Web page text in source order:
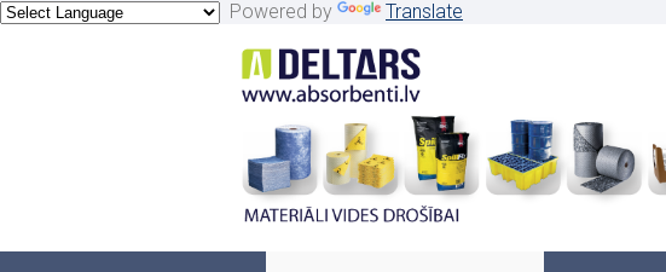
Powered by Translate